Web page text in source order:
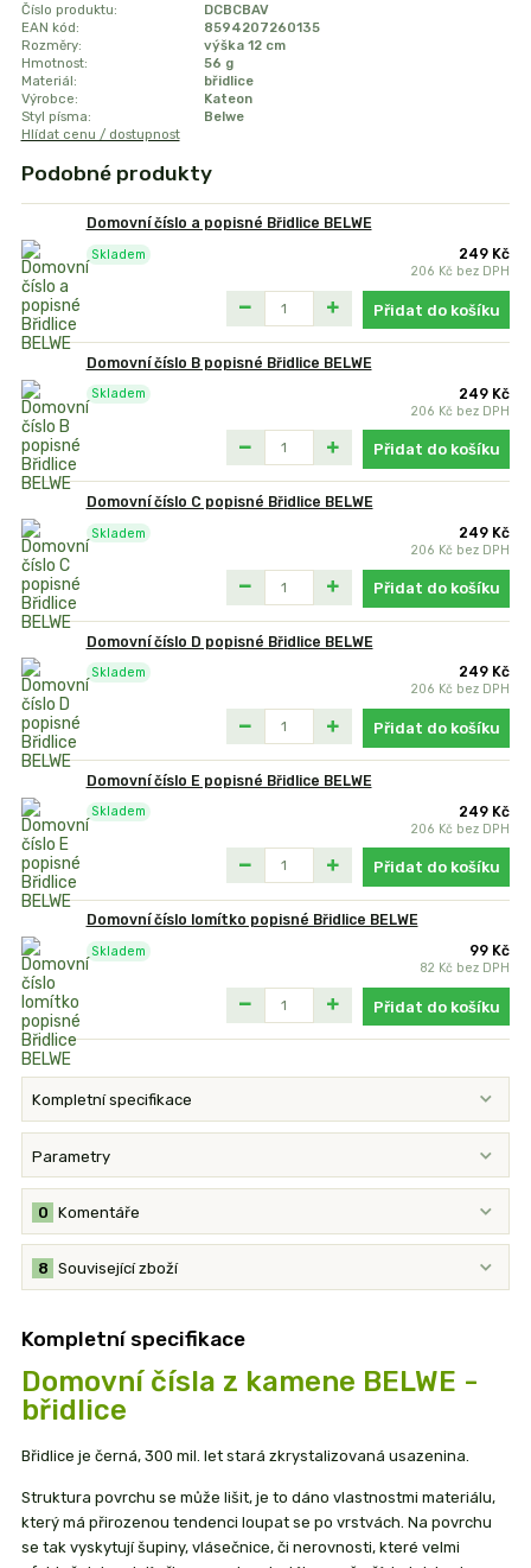
Číslo produktu:
DCBCBAV
EAN kód:
8594207260135
Rozměry:
výška 12 cm
Hmotnost:
56 g
Materiál:
břidlice
Výrobce:
Kateon
Styl písma:
Belwe
Hlídat cenu / dostupnost
Podobné produkty
Domovní číslo a popisné Břidlice BELWE
249 Kč
206 Kč bez DPH
Skladem
Přidat do košíku
Domovní číslo B popisné Břidlice BELWE
249 Kč
206 Kč bez DPH
Skladem
Přidat do košíku
Domovní číslo C popisné Břidlice BELWE
249 Kč
206 Kč bez DPH
Skladem
Přidat do košíku
Domovní číslo D popisné Břidlice BELWE
249 Kč
206 Kč bez DPH
Skladem
Přidat do košíku
Domovní číslo E popisné Břidlice BELWE
249 Kč
206 Kč bez DPH
Skladem
Přidat do košíku
Domovní číslo lomítko popisné Břidlice BELWE
99 Kč
82 Kč bez DPH
Skladem
Přidat do košíku
Kompletní specifikace
Parametry
Komentáře
0
Související zboží
8
Kompletní specifikace
Domovní čísla z kamene BELWE -
břidlice
Břidlice je černá, 300 mil. let stará zkrystalizovaná usazenina.
Struktura povrchu se může lišit, je to dáno vlastnostmi materiálu,
který má přirozenou tendenci loupat se po vrstvách. Na povrchu
se tak vyskytují šupiny, vlásečnice, či nerovnosti, které velmi